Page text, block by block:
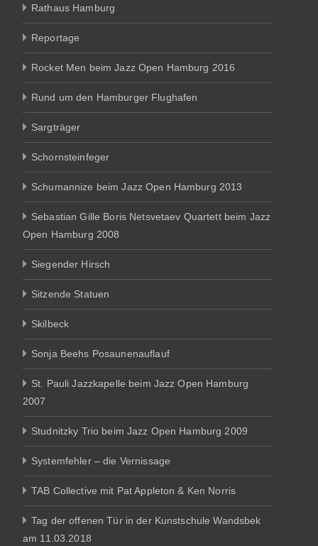
Rathaus Hamburg
Reportage
Rocket Men beim Jazz Open Hamburg 2016
Rund um den Hamburger Flughafen
Sargträger
Schornsteinfeger
Schumannize beim Jazz Open Hamburg 2013
Sebastian Gille Boris Netsvetaev Quartett beim Jazz
Open Hamburg 2008
Siegender Hirsch
Sitzende Statuen
Skilbeck
Sonja Beehs Posaunenauflauf
St. Pauli Jazzkapelle beim Jazz Open Hamburg
2007
Studnitzky Trio beim Jazz Open Hamburg 2009
Systemfehler – die Vernissage
TAB Collective mit Pat Appleton & Ken Norris
Tag der offenen Tür in der Kunstschule Wandsbek
am 11.03.2018